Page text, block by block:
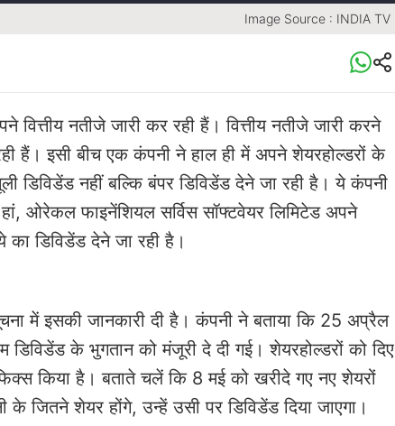
Image Source : INDIA TV
नतीजे जारी कर रही हैं। वित्तीय नतीजे जारी करने
हैं। इसी बीच एक कंपनी ने हाल ही में अपने शेयरहोल्डरों के
डिविडेंड नहीं बल्कि बंपर डिविडेंड देने जा रही है। ये कंपनी
ओरेकल फाइनेंशियल सर्विस सॉफ्टवेयर लिमिटेड अपने
डिविडेंड देने जा रही है।
में इसकी जानकारी दी है। कंपनी ने बताया कि 25 अप्रैल
के भुगतान को मंजूरी दे दी गई। शेयरहोल्डरों को दिए
किया है। बताते चलें कि 8 मई को खरीदे गए नए शेयरों
जितने शेयर होंगे, उन्हें उसी पर डिविडेंड दिया जाएगा।